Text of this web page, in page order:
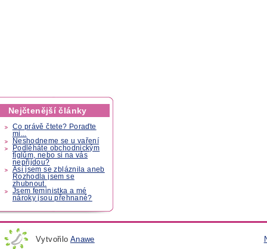
Nejčtenější články
Co právě čtete? Poraďte
mi...
Neshodneme se u vaření
Podléháte obchodnickým
fíglům, nebo si na vás
nepřijdou?
Asi jsem se zbláznila aneb
Rozhodla jsem se
zhubnout.
Jsem feministka a mé
nároky jsou přehnané?
Vytvořilo Anawe